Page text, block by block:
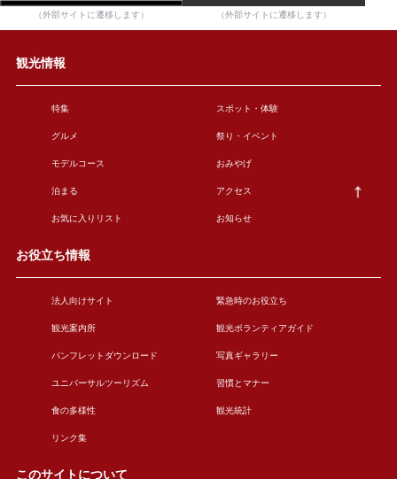
（外部サイトに遷移します） （外部サイトに遷移します）
観光情報
特集 スポット・体験
グルメ 祭り・イベント
モデルコース おみやげ
泊まる アクセス
お気に入りリスト お知らせ
お役立ち情報
法人向けサイト 緊急時のお役立ち
観光案内所 観光ボランティアガイド
パンフレットダウンロード 写真ギャラリー
ユニバーサルツーリズム 習慣とマナー
食の多様性 観光統計
リンク集
このサイトについて